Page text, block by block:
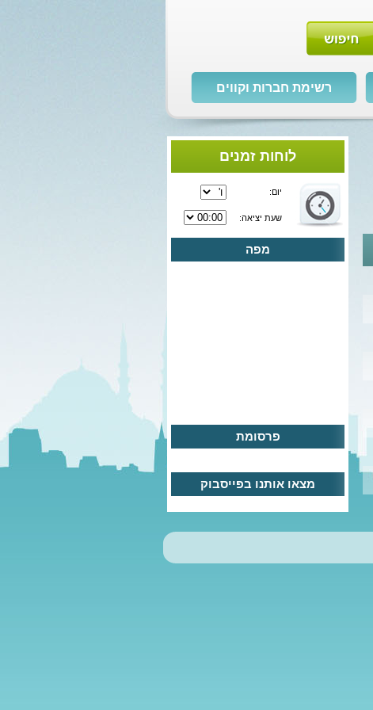
רשימת חברות וקווים
לוחות זמנים
יום:
שעת יציאה:
מפה
פרסומת
מצאו אותנו בפייסבוק